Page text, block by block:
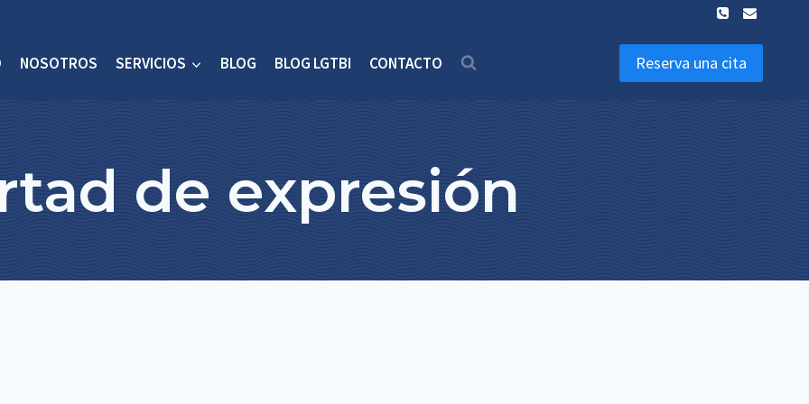
NOSOTROS SERVICIOS BLOG BLOG LGTBI CONTACTO Reserva una cita
de expresión